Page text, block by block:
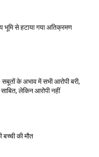
भूमि से हटाया गया अतिक्रमण
सबूतों के अभाव में सभी आरोपी बरी,
साबित, लेकिन आरोपी नहीं
बच्ची की मौत